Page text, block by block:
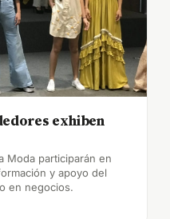
exhiben
Moda participarán en
y apoyo del
en negocios.